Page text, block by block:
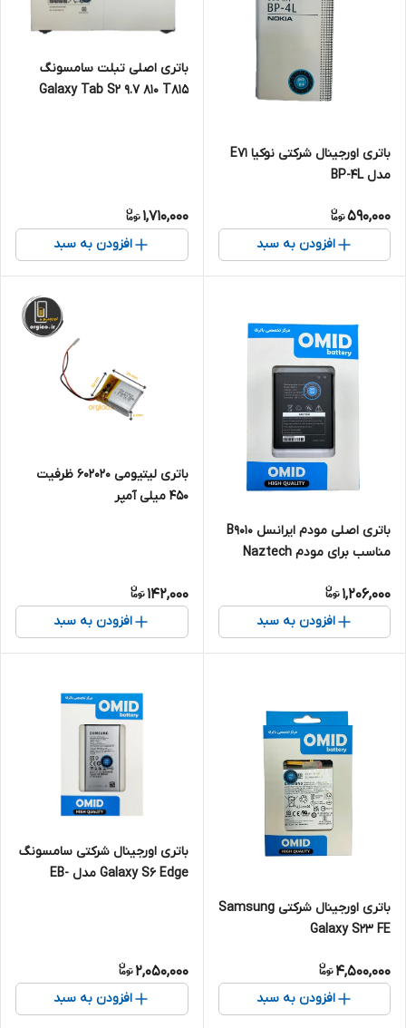
باتری اورجینال شرکتی نوکیا E71
مدل BP-4L
590,000
افزودن به سبد
باتری اصلی تبلت سامسونگ
Galaxy Tab S2 9.7 810 T815
1,710,000
افزودن به سبد
باتری اصلی مودم ایرانسل B9010
مناسب برای مودم Naztech
1,206,000
افزودن به سبد
باتری لیتیومی ۶۰۲۰۲۰ ظرفیت
۴۵۰ میلی آمپر
142,000
افزودن به سبد
باتری اورجینال شرکتی Samsung
Galaxy S23 FE
4,500,000
افزودن به سبد
باتری اورجینال شرکتی سامسونگ
Galaxy S6 Edge مدل EB-
2,050,000
افزودن به سبد